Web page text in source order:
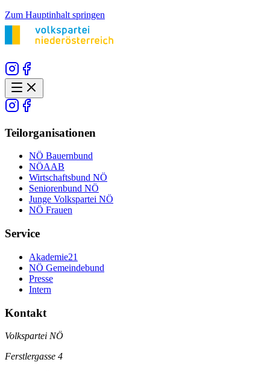
Zum Hauptinhalt springen
Teilorganisationen
NÖ Bauernbund
NÖAAB
Wirtschaftsbund NÖ
Seniorenbund NÖ
Junge Volkspartei NÖ
NÖ Frauen
Service
Akademie21
NÖ Gemeindebund
Presse
Intern
Kontakt
Volkspartei NÖ
Ferstlergasse 4